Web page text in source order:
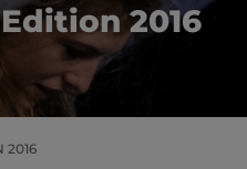
2016
2016